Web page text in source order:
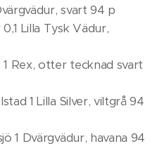
svart 94 p
Lilla Tysk Vädur,
Rex, otter tecknad svart
1 Lilla Silver, viltgrå 94
1 Dvärgvädur, havana 94